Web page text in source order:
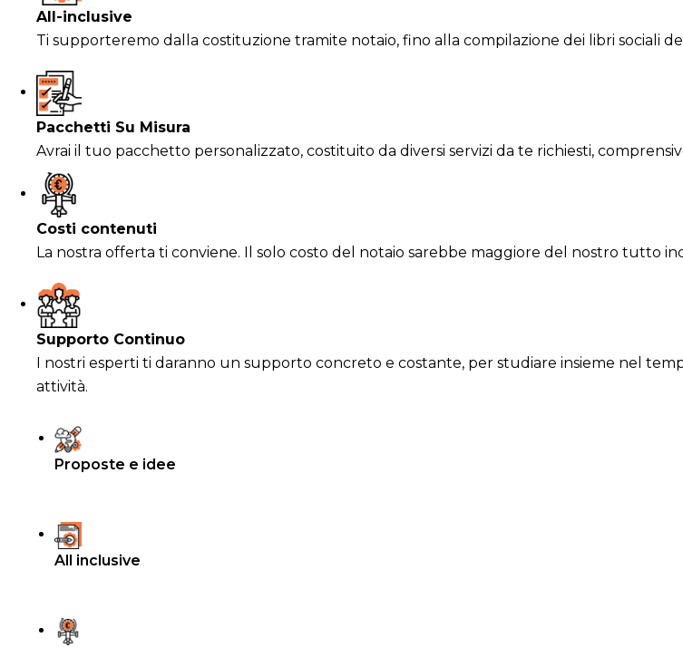
All-inclusive
Ti supporteremo dalla costituzione tramite notaio, fino alla compilazione dei libri sociali
Pacchetti Su Misura
Avrai il tuo pacchetto personalizzato, costituito da diversi servizi da te richiesti,
Costi contenuti
La nostra offerta ti conviene. Il solo costo del notaio sarebbe maggiore del nostro tutto
Supporto Continuo
I nostri esperti ti daranno un supporto concreto e costante, per studiare insieme nel
attività.
Proposte e idee
All inclusive